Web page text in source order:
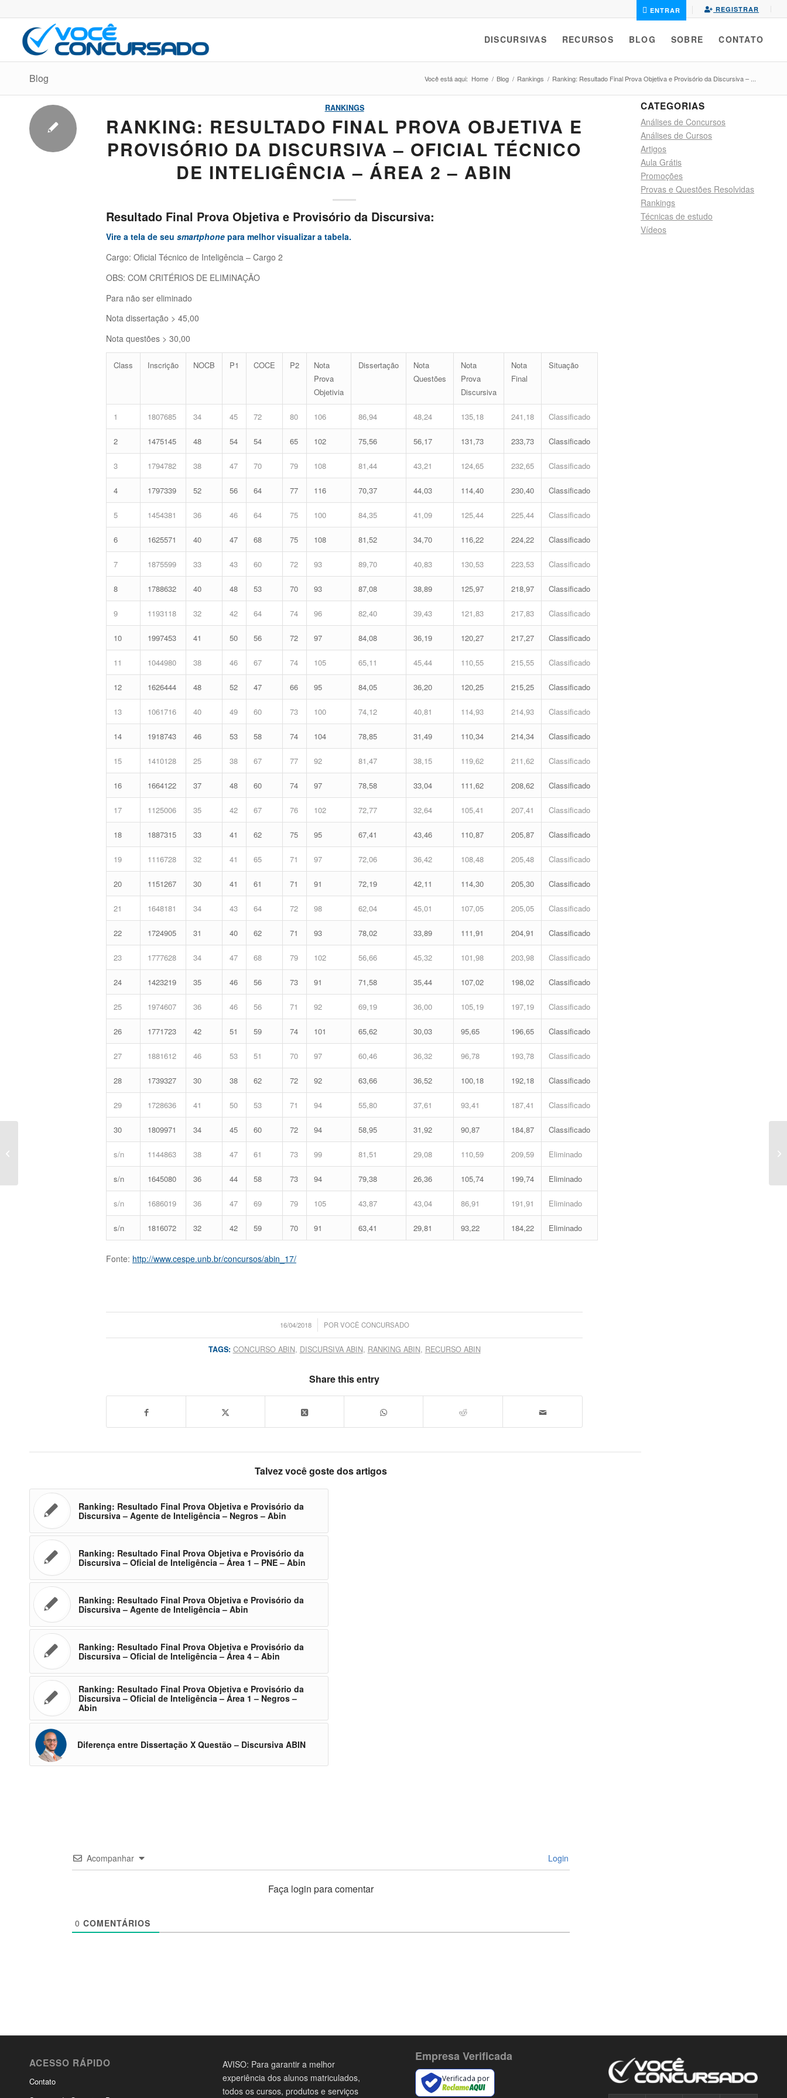
ENTRAR REGISTRAR
DISCURSIVAS RECURSOS BLOG SOBRE CONTATO
Blog Você está aqui: Home / Blog / Rankings / Ranking: Resultado Final Prova Objetiva e Provisório da Discursiva – ...
RANKINGS
RANKING: RESULTADO FINAL PROVA OBJETIVA E
PROVISÓRIO DA DISCURSIVA – OFICIAL TÉCNICO
DE INTELIGÊNCIA – ÁREA 2 – ABIN
Resultado Final Prova Objetiva e Provisório da Discursiva:
Vire a tela de seu smartphone para melhor visualizar a tabela.
Cargo: Oficial Técnico de Inteligência – Cargo 2
OBS: COM CRITÉRIOS DE ELIMINAÇÃO
Para não ser eliminado
Nota dissertação > 45,00
Nota questões > 30,00
Class Inscrição NOCB P1 COCE P2
Nota
Prova
Objetivia
Dissertação
Nota
Questões
Nota
Prova
Discursiva
Nota
Final
Situação
1 1807685 34 45 72 80 106 86,94 48,24 135,18 241,18 Classificado
2 1475145 48 54 54 65 102 75,56 56,17 131,73 233,73 Classificado
3 1794782 38 47 70 79 108 81,44 43,21 124,65 232,65 Classificado
4 1797339 52 56 64 77 116 70,37 44,03 114,40 230,40 Classificado
5 1454381 36 46 64 75 100 84,35 41,09 125,44 225,44 Classificado
6 1625571 40 47 68 75 108 81,52 34,70 116,22 224,22 Classificado
7 1875599 33 43 60 72 93 89,70 40,83 130,53 223,53 Classificado
8 1788632 40 48 53 70 93 87,08 38,89 125,97 218,97 Classificado
9 1193118 32 42 64 74 96 82,40 39,43 121,83 217,83 Classificado
10 1997453 41 50 56 72 97 84,08 36,19 120,27 217,27 Classificado
11 1044980 38 46 67 74 105 65,11 45,44 110,55 215,55 Classificado
12 1626444 48 52 47 66 95 84,05 36,20 120,25 215,25 Classificado
13 1061716 40 49 60 73 100 74,12 40,81 114,93 214,93 Classificado
14 1918743 46 53 58 74 104 78,85 31,49 110,34 214,34 Classificado
15 1410128 25 38 67 77 92 81,47 38,15 119,62 211,62 Classificado
16 1664122 37 48 60 74 97 78,58 33,04 111,62 208,62 Classificado
17 1125006 35 42 67 76 102 72,77 32,64 105,41 207,41 Classificado
18 1887315 33 41 62 75 95 67,41 43,46 110,87 205,87 Classificado
19 1116728 32 41 65 71 97 72,06 36,42 108,48 205,48 Classificado
20 1151267 30 41 61 71 91 72,19 42,11 114,30 205,30 Classificado
21 1648181 34 43 64 72 98 62,04 45,01 107,05 205,05 Classificado
22 1724905 31 40 62 71 93 78,02 33,89 111,91 204,91 Classificado
23 1777628 34 47 68 79 102 56,66 45,32 101,98 203,98 Classificado
24 1423219 35 46 56 73 91 71,58 35,44 107,02 198,02 Classificado
25 1974607 36 46 56 71 92 69,19 36,00 105,19 197,19 Classificado
26 1771723 42 51 59 74 101 65,62 30,03 95,65 196,65 Classificado
27 1881612 46 53 51 70 97 60,46 36,32 96,78 193,78 Classificado
28 1739327 30 38 62 72 92 63,66 36,52 100,18 192,18 Classificado
29 1728636 41 50 53 71 94 55,80 37,61 93,41 187,41 Classificado
30 1809971 34 45 60 72 94 58,95 31,92 90,87 184,87 Classificado
s/n 1144863 38 47 61 73 99 81,51 29,08 110,59 209,59 Eliminado
s/n 1645080 36 44 58 73 94 79,38 26,36 105,74 199,74 Eliminado
s/n 1686019 36 47 69 79 105 43,87 43,04 86,91 191,91 Eliminado
s/n 1816072 32 42 59 70 91 63,41 29,81 93,22 184,22 Eliminado
Fonte: http://www.cespe.unb.br/concursos/abin_17/
16/04/2018
/ PORVOCÊ CONCURSADO
TAGS: CONCURSO ABIN, DISCURSIVA ABIN, RANKING ABIN, RECURSO ABIN
Share this entry
Talvez você goste dos artigos
Ranking: Resultado Final Prova Objetiva e Provisório da
Discursiva – Agente de Inteligência – Negros – Abin
Ranking: Resultado Final Prova Objetiva e Provisório da
Discursiva – Oficial de Inteligência – Área 1 – PNE – Abin
Ranking: Resultado Final Prova Objetiva e Provisório da
Discursiva – Agente de Inteligência – Abin
Ranking: Resultado Final Prova Objetiva e Provisório da
Discursiva – Oficial de Inteligência – Área 4 – Abin
Ranking: Resultado Final Prova Objetiva e Provisório da
Discursiva – Oficial de Inteligência – Área 1 – Negros –
Abin
Diferença entre Dissertação X Questão – Discursiva ABIN
Acompanhar Login
Faça login para comentar
0 COMENTÁRIOS
CATEGORIAS
Análises de Concursos
Análises de Cursos
Artigos
Aula Grátis
Promoções
Provas e Questões Resolvidas
Rankings
Técnicas de estudo
Vídeos
ACESSO RÁPIDO
Contato
AVISO: Para garantir a melhor
experiência dos alunos matriculados,
todos os cursos, produtos e serviços
Empresa Verificada
Verificada por
Ranking: Resultado Final Prova
Objetiva e Provisório da Discursiva